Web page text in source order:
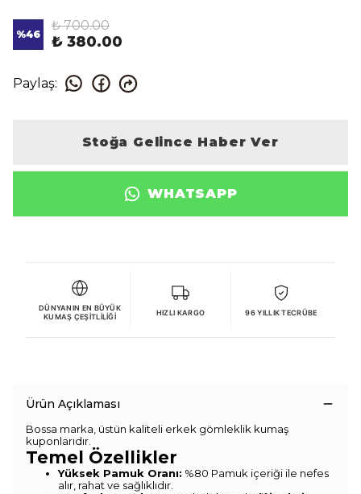
%46
₺ 700.00
₺ 380.00
Paylaş:
Stoğa Gelince Haber Ver
WHATSAPP
DÜNYANIN EN BÜYÜK
KUMAŞ ÇEŞITLILIĞI
HIZLI KARGO 96 YILLIK TECRÜBE
Ürün Açıklaması
Bossa marka, üstün kaliteli erkek gömleklik kumaş
kuponlarıdır.
Temel Özellikler
Yüksek Pamuk Oranı: %80 Pamuk içeriği ile nefes
alır, rahat ve sağlıklıdır.